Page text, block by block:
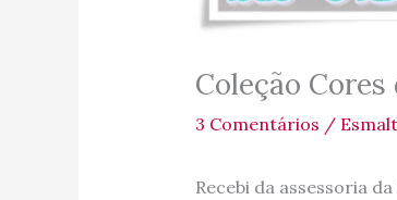
Coleção
3 Comentários /
Recebi da assessoria